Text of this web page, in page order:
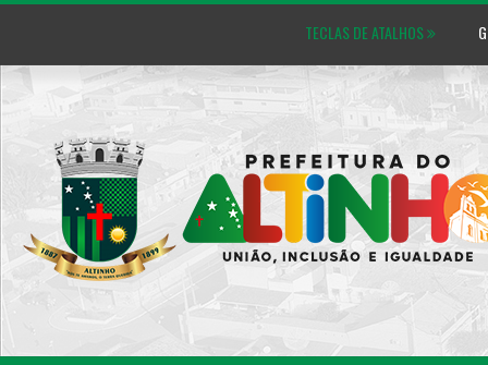
TECLAS DE ATALHOS
MAPA DO SITE
CARTA